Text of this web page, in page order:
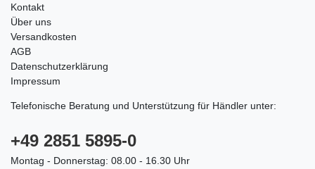
Kontakt
Über uns
Versandkosten
AGB
Datenschutzerklärung
Impressum
Telefonische Beratung und Unterstützung für Händler unter:
+49 2851 5895-0
Montag - Donnerstag: 08.00 - 16.30 Uhr